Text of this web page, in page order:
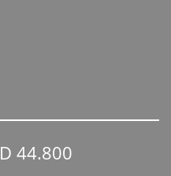
44.800